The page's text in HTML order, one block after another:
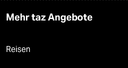
Mehr taz Angebote
Reisen